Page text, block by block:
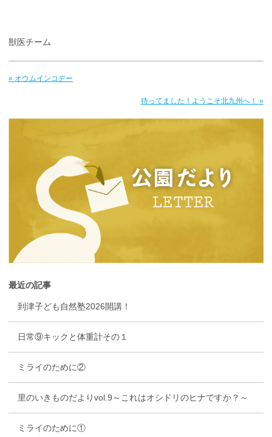
獣医チーム
« オウムインコデー
待ってました！ようこそ北九州へ！ »
最近の記事
到津子ども自然塾2026開講！
日常⑨キックと体重計その１
ミライのために②
里のいきものだよりvol.9～これはオシドリのヒナですか？～
ミライのために①